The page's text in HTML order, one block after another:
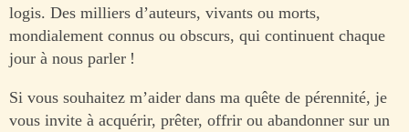
logis. Des milliers d’auteurs, vivants ou morts,
mondialement connus ou obscurs, qui continuent chaque
jour à nous parler !
Si vous souhaitez m’aider dans ma quête de pérennité, je
vous invite à acquérir, prêter, offrir ou abandonner sur un